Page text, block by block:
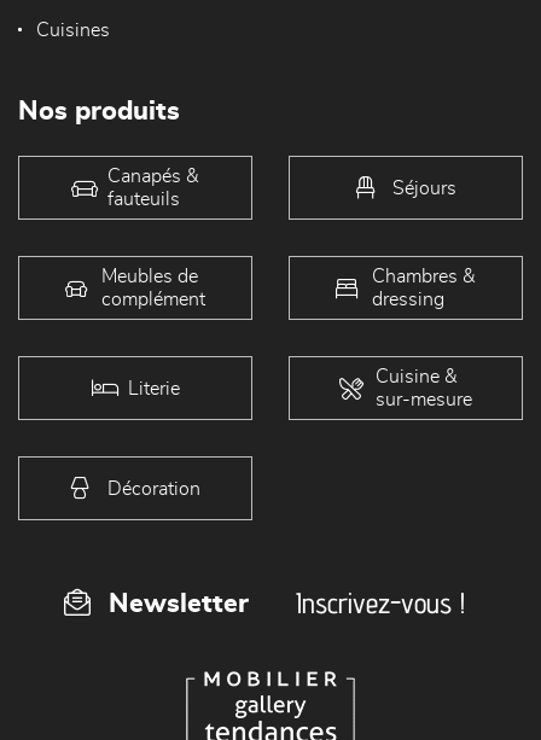
Cuisines
Nos produits
Canapés &
fauteuils
Séjours
Meubles de
complément
Chambres &
dressing
Literie
Cuisine &
sur-mesure
Décoration
Newsletter Inscrivez-vous !